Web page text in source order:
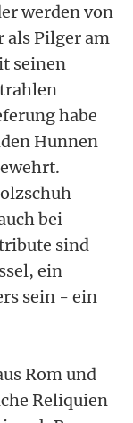
werden von
als Pilger am
seinen
habe
Hunnen
bei
sind
ein
sein - ein
Rom und
Reliquien